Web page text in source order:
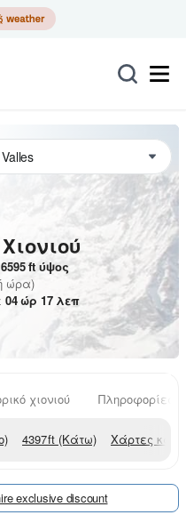
6595ft ύψος
ώρα)
04ώρ 17 λεπ
χιονιού Πληροφορίες
4397ft (Κάτω) Χάρτες
exclusive discount